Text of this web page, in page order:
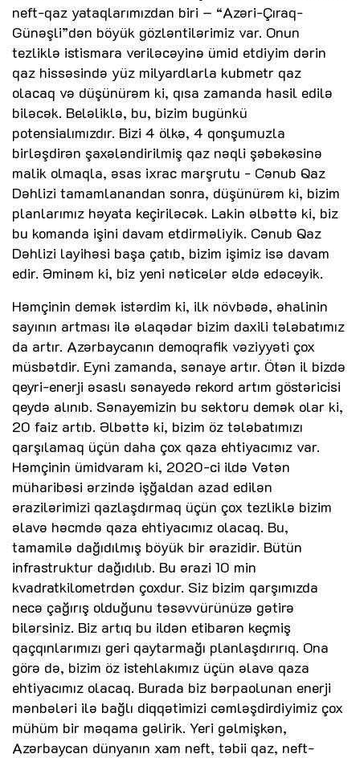
neft-qaz yataqlarımızdan biri – “Azəri-Çıraq-
Günəşli”dən böyük gözləntilərimiz var. Onun
tezliklə istismara veriləcəyinə ümid etdiyim dərin
qaz hissəsində yüz milyardlarla kubmetr qaz
olacaq və düşünürəm ki, qısa zamanda hasil edilə
biləcək. Beləliklə, bu, bizim bugünkü
potensialımızdır. Bizi 4 ölkə, 4 qonşumuzla
birləşdirən şaxələndirilmiş qaz nəqli şəbəkəsinə
malik olmaqla, əsas ixrac marşrutu - Cənub Qaz
Dəhlizi tamamlanandan sonra, düşünürəm ki, bizim
planlarımız həyata keçiriləcək. Lakin əlbəttə ki, biz
bu komanda işini davam etdirməliyik. Cənub Qaz
Dəhlizi layihəsi başa çatıb, bizim işimiz isə davam
edir. Əminəm ki, biz yeni nəticələr əldə edəcəyik.
Həmçinin demək istərdim ki, ilk növbədə, əhalinin
sayının artması ilə əlaqədar bizim daxili tələbatımız
da artır. Azərbaycanın demoqrafik vəziyyəti çox
müsbətdir. Eyni zamanda, sənaye artır. Ötən il bizdə
qeyri-enerji əsaslı sənayedə rekord artım göstəricisi
qeydə alınıb. Sənayemizin bu sektoru demək olar ki,
20 faiz artıb. Əlbəttə ki, bizim öz tələbatımızı
qarşılamaq üçün daha çox qaza ehtiyacımız var.
Həmçinin ümidvaram ki, 2020-ci ildə Vətən
müharibəsi ərzində işğaldan azad edilən
ərazilərimizi qazlaşdırmaq üçün çox tezliklə bizim
əlavə həcmdə qaza ehtiyacımız olacaq. Bu,
tamamilə dağıdılmış böyük bir ərazidir. Bütün
infrastruktur dağıdılıb. Bu ərazi 10 min
kvadratkilometrdən çoxdur. Siz bizim qarşımızda
necə çağırış olduğunu təsəvvürünüzə gətirə
bilərsiniz. Biz artıq bu ildən etibarən keçmiş
qaçqınlarımızı geri qaytarmağı planlaşdırırıq. Ona
görə də, bizim öz istehlakımız üçün əlavə qaza
ehtiyacımız olacaq. Burada biz bərpaolunan enerji
mənbələri ilə bağlı diqqətimizi cəmləşdirdiyimiz çox
mühüm bir məqama gəlirik. Yeri gəlmişkən,
Azərbaycan dünyanın xam neft, təbii qaz, neft-